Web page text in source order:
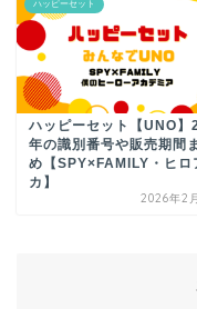
ハッピーセット
ハッピーセット【UNO】
年の識別番号や販売期間
め【SPY×FAMILY・ヒロ
カ】
2026年2